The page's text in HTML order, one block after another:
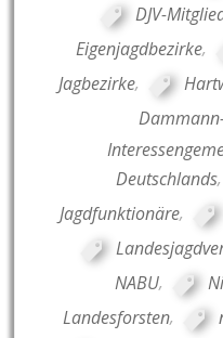
DJV-
Eigenjagdbezirke,
Jagbezirke,
Deutschlands,
Jagdfunktionäre,
NABU,
Landesforsten,